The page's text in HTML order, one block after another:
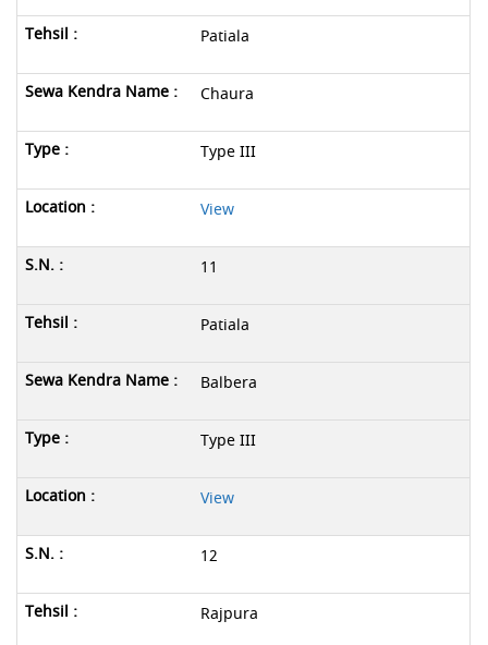
Patiala
Chaura
Type III
View
11
Patiala
Balbera
Type III
View
12
Rajpura